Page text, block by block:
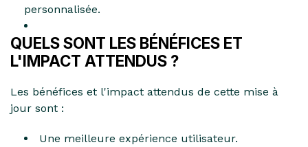
personnalisée.
QUELS SONT LES BÉNÉFICES ET
L'IMPACT ATTENDUS ?
Les bénéfices et l'impact attendus de cette mise à
jour sont :
Une meilleure expérience utilisateur.